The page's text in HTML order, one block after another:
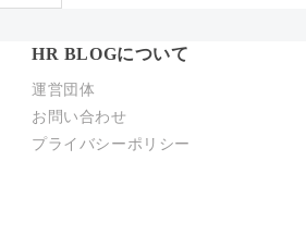
HR BLOGについて
運営団体
お問い合わせ
プライバシーポリシー